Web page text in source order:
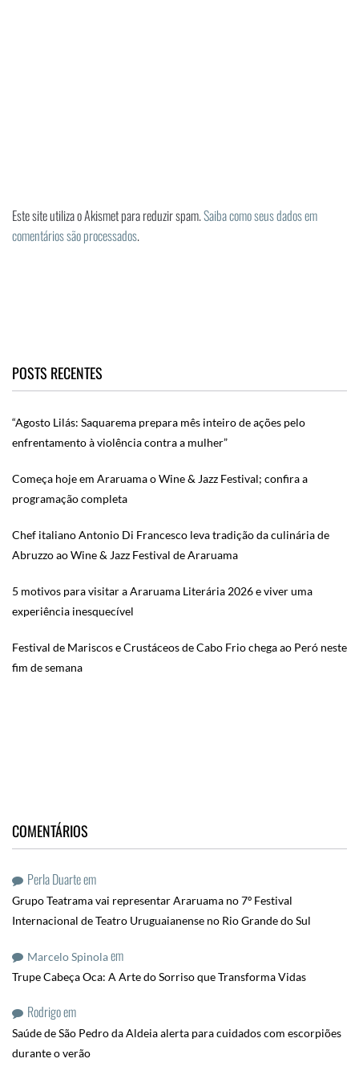
Este site utiliza o Akismet para reduzir spam.Saiba como seus dados em
comentários são processados.
POSTS RECENTES
“Agosto Lilás: Saquarema prepara mês inteiro de ações pelo
enfrentamento à violência contra a mulher”
Começa hoje em Araruama o Wine & Jazz Festival; confira a
programação completa
Chef italiano Antonio Di Francesco leva tradição da culinária de
Abruzzo ao Wine & Jazz Festival de Araruama
5 motivos para visitar a Araruama Literária 2026 e viver uma
experiência inesquecível
Festival de Mariscos e Crustáceos de Cabo Frio chega ao Peró neste
fim de semana
COMENTÁRIOS
Perla Duarteem
Grupo Teatrama vai representar Araruama no 7º Festival
Internacional de Teatro Uruguaianense no Rio Grande do Sul
Marcelo Spinolaem
Trupe Cabeça Oca: A Arte do Sorriso que Transforma Vidas
Rodrigoem
Saúde de São Pedro da Aldeia alerta para cuidados com escorpiões
durante o verão